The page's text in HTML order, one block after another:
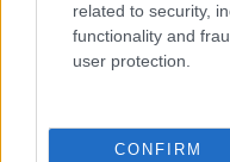
related to security,
functionality and
user protection.
CONFIRM